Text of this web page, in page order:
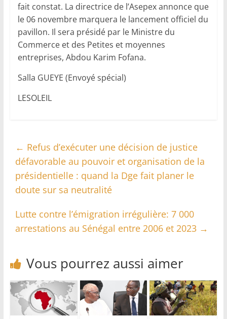
fait constat. La directrice de l’Asepex annonce que
le 06 novembre marquera le lancement officiel du
pavillon. Il sera présidé par le Ministre du
Commerce et des Petites et moyennes
entreprises, Abdou Karim Fofana.
Salla GUEYE (Envoyé spécial)
LESOLEIL
← Refus d’exécuter une décision de justice
défavorable au pouvoir et organisation de la
présidentielle : quand la Dge fait planer le
doute sur sa neutralité
Lutte contre l’émigration irrégulière: 7 000
arrestations au Sénégal entre 2006 et 2023 →
Vous pourrez aussi aimer